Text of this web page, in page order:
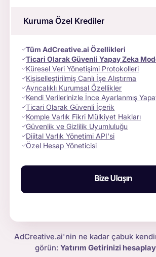
Kuruma Özel Krediler
Tüm AdCreative.ai Özellikleri
Ticari Olarak Güvenli Yapay Zeka
Küresel Veri Yönetişimi Protokolleri
Kişiselleştirilmiş Canlı İşe Alıştırma
Ayrıcalıklı Kurumsal Özellikler
Kendi Verilerinizle İnce Ayarlanmış
Ticari Olarak Güvenli İçerik
Komple Varlık Fikri Mülkiyet Hakları
Güvenlik ve Gizlilik Uyumluluğu
Dijital Varlık Yönetimi API'si
Özel Hesap Yöneticisi
Bize Ulaşın
AdCreative.ai'nin ne kadar çabuk
görün: Yatırım Getirinizi